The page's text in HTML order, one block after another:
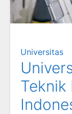
Universitas
Teknik